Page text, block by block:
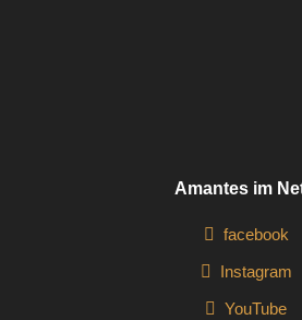
Amantes im
facebook
Instagram
YouTube